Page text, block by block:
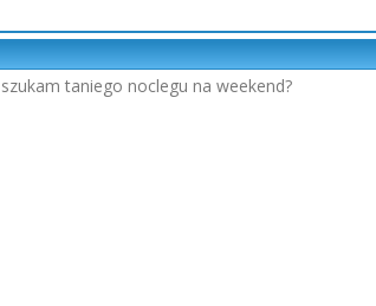
szukam taniego noclegu na weekend?